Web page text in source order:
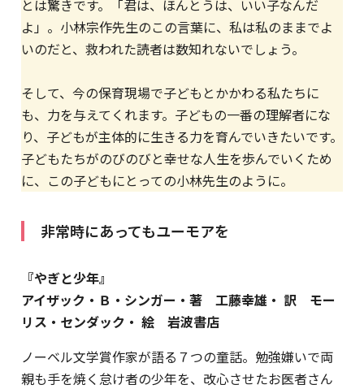
とは驚きです。「君は、ほんとうは、いい子なんだ
よ」。小林宗作先生のこの言葉に、私は私のままでよ
いのだと、救われた読者は数知れないでしょう。
そして、今の保育現場で子どもとかかわる私たちに
も、力を与えてくれます。子どもの一番の理解者にな
り、子どもが主体的に生きる力を育んでいきたいです。
子どもたちがのびのびと幸せな人生を歩んでいくため
に、この子どもにとっての小林先生のように。
非常時にあってもユーモアを
『やぎと少年』
アイザック・Ｂ・シンガー・著 工藤幸雄・ 訳 モー
リス・センダック・ 絵 岩波書店
ノーベル文学賞作家が語る７つの童話。勉強嫌いで両
親も手を焼く怠け者の少年を、改心させたお医者さん